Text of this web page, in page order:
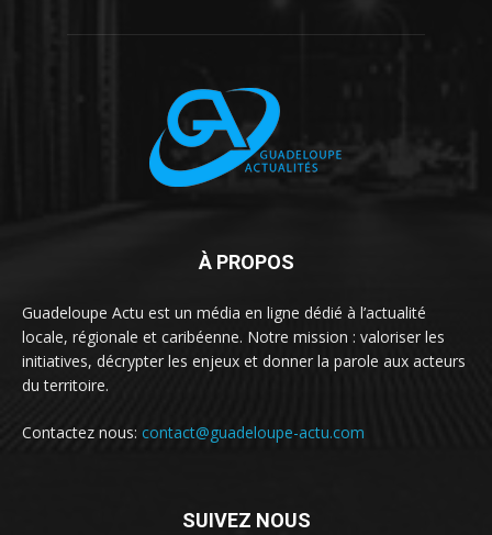
À PROPOS
Guadeloupe Actu est un média en ligne dédié à l’actualité
locale, régionale et caribéenne. Notre mission : valoriser les
initiatives, décrypter les enjeux et donner la parole aux acteurs
du territoire.
Contactez nous: contact@guadeloupe-actu.com
SUIVEZ NOUS